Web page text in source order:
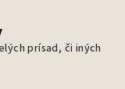
prísad, či iných